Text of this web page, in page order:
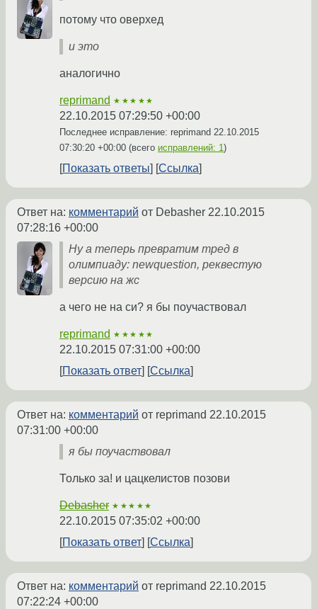
потому что оверхед
и это
аналогично
reprimand ★★★★★
22.10.2015 07:29:50 +00:00
Последнее исправление: reprimand 22.10.2015
07:30:20 +00:00 (всего исправлений: 1)
Показать ответы Ссылка
Ответ на: комментарий от Debasher 22.10.2015
07:28:16 +00:00
Ну а теперь превратим тред в
олимпиаду: newquestion, реквестую
версию на жс
а чего не на си? я бы поучаствовал
reprimand ★★★★★
22.10.2015 07:31:00 +00:00
Показать ответ
Ссылка
Ответ на: комментарий от reprimand 22.10.2015
07:31:00 +00:00
я бы поучаствовал
Только за! и цацкелистов позови
Debasher ★★★★★
22.10.2015 07:35:02 +00:00
Показать ответ
Ссылка
Ответ на: комментарий от reprimand 22.10.2015
07:22:24 +00:00